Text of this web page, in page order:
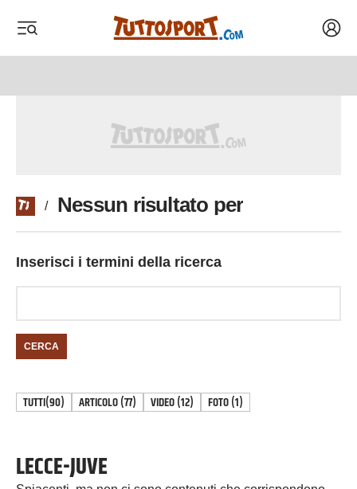
/ Nessun risultato per
Inserisci i termini della ricerca
CERCA
TUTTI(90) ARTICOLO(77) VIDEO(12) FOTO(1)
LECCE-JUVE